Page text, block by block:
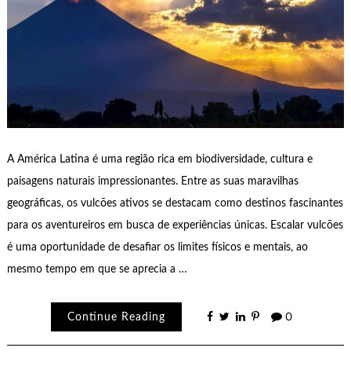
A América Latina é uma região rica em biodiversidade, cultura e
paisagens naturais impressionantes. Entre as suas maravilhas
geográficas, os vulcões ativos se destacam como destinos fascinantes
para os aventureiros em busca de experiências únicas. Escalar vulcões
é uma oportunidade de desafiar os limites físicos e mentais, ao
mesmo tempo em que se aprecia a …
Continue Reading 0